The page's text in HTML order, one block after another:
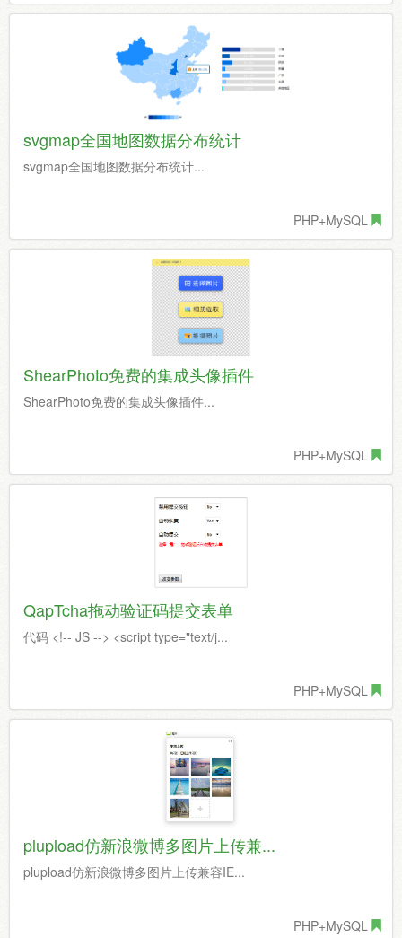
svgmap全国地图数据分布统计
svgmap全国地图数据分布统计...
PHP+MySQL
ShearPhoto免费的集成头像插件
ShearPhoto免费的集成头像插件...
PHP+MySQL
QapTcha拖动验证码提交表单
代码 <!-- JS --> <script type="text/j...
PHP+MySQL
plupload仿新浪微博多图片上传兼...
plupload仿新浪微博多图片上传兼容IE...
PHP+MySQL